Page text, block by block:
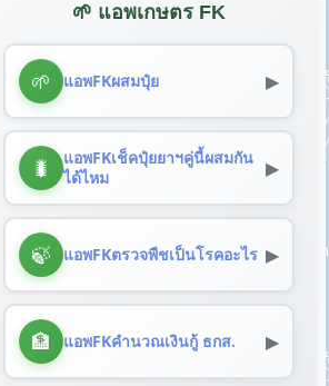
🌱 แอพเกษตร FK
🌱 แอพFKผสมปุ๋ย ▶
🐛
แอพFKเช็คปุ๋ยยาฯคู่นี้ผสมกัน
ได้ไหม
▶
🍃 แอพFKตรวจพืชเป็นโรคอะไร ▶
🏦 แอพFKคำนวณเงินกู้ ธกส. ▶